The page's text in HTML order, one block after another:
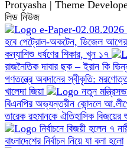
Protyasha | Theme
লিড নিউজ
e-Paper-02.08.2026
হবে পেট্রোল-অকটেন, ডিজেল আগের
কন্যাশিশু ধর্ষণের শিকার, খুন ১৭
রাজনৈতিক দাবার ছক – ইরান কি
গণতন্ত্রে অবদানের স্বীকৃতি:
খালেদা জিয়া
নতুন
বিএনপির অভ্যন্তরীন কোন্দলে
তারেক রহমানকে ঐতিহাসিক
নির্বাচনে বিজয়ী হলেন ৭
বাংলাদেশের নির্বাচন নিয়ে যা বলা হলো